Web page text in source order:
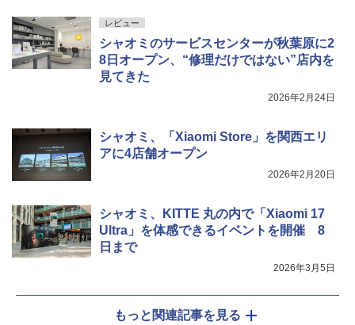
レビュー
シャオミのサービスセンターが秋葉原に2
8日オープン、“修理だけではない”店内を
見てきた
2026年2月24日
シャオミ、「Xiaomi Store」を関西エリ
アに4店舗オープン
2026年2月20日
シャオミ、KITTE 丸の内で「Xiaomi 17
Ultra」を体感できるイベントを開催 8
日まで
2026年3月5日
もっと関連記事を見る